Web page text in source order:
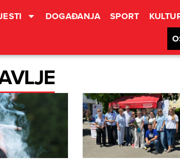
DOGAĐANJA SPORT